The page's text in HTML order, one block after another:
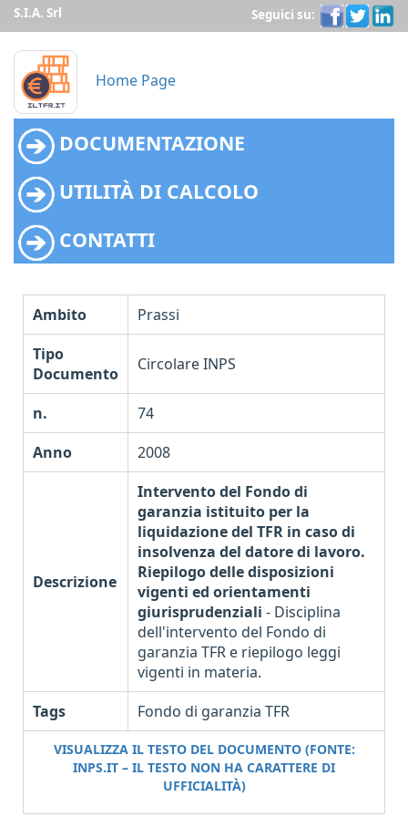
S.I.A. Srl Seguici su:
Home Page
DOCUMENTAZIONE
UTILITÀ DI CALCOLO
CONTATTI
Ambito
Prassi
Tipo
Documento
Circolare INPS
n.
74
Anno
2008
Descrizione
Intervento del Fondo di
garanzia istituito per la
liquidazione del TFR in caso di
insolvenza del datore di lavoro.
Riepilogo delle disposizioni
vigenti ed orientamenti
giurisprudenziali - Disciplina
dell'intervento del Fondo di
garanzia TFR e riepilogo leggi
vigenti in materia.
Tags
Fondo di garanzia TFR
VISUALIZZA IL TESTO DEL DOCUMENTO (FONTE:
INPS.IT – IL TESTO NON HA CARATTERE DI
UFFICIALITÀ)